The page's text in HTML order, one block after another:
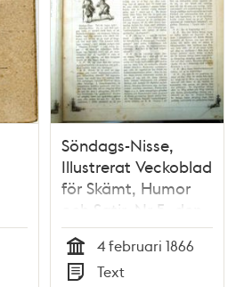
Söndags-Nisse,
Illustrerat Veckoblad
för Skämt, Humor
och Satir, Nr 5, den
4 februari 1866
Tid
4 februari 1866
Text